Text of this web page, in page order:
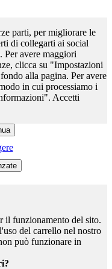
parti, per migliorare le
di collegarti ai social
Per avere maggiori
clicca su "Impostazioni
alla pagina. Per avere
in cui processiamo i
Accetti
il funzionamento del sito.
del carrello nel nostro
può funzionare in